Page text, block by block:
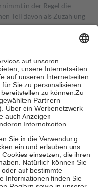
in der Regel die
Teil davon als Zuzahlung
in Höhe von zehn
mehr als die tatsächlichen
für Online-Apotheken.
beträgt die
zehn Euro je
ihre eigene Gesundheit zu
Familie zu unterstützen,
18. Lebensjahr
die von der